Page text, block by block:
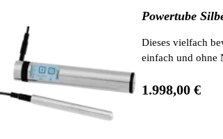
Powertube
Dieses vielfach bewährte
1.998,00 €